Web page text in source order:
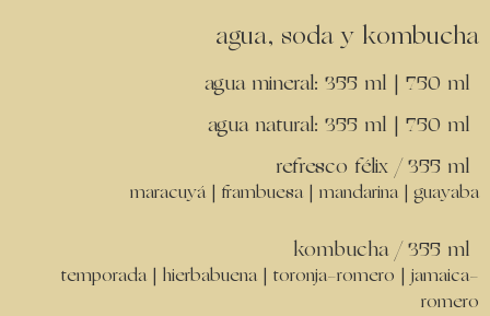
agua, soda y kombucha
agua mineral: 355 ml | 750 ml
agua natural: 355 ml | 750 ml
refresco félix / 355 ml
maracuyá | frambuesa | mandarina | guayaba
kombucha / 355 ml
temporada | hierbabuena | toronja-romero | jamaica-
romero